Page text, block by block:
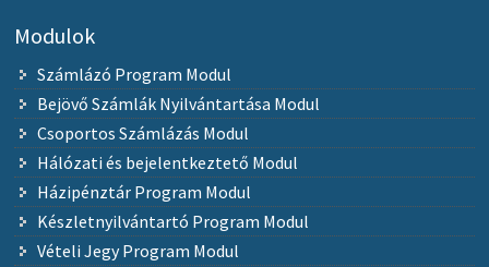
Modulok
Számlázó Program Modul
Bejövő Számlák Nyilvántartása Modul
Csoportos Számlázás Modul
Hálózati és bejelentkeztető Modul
Házipénztár Program Modul
Készletnyilvántartó Program Modul
Vételi Jegy Program Modul